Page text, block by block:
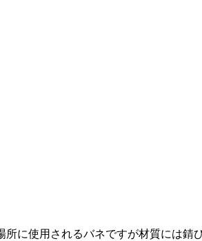
所に使用されるバネですが材質には錆